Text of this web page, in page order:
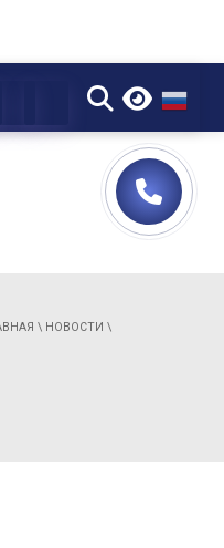
▼
\ НОВОСТИ \